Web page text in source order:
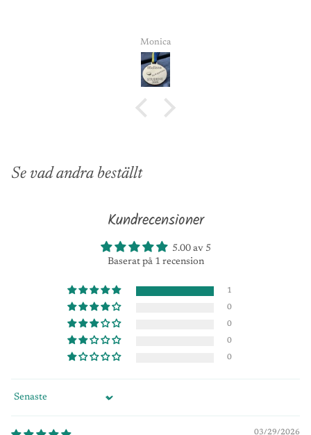
Monica
Se vad andra beställt
Kundrecensioner
5.00 av 5
Baserat på 1 recension
1
0
0
0
0
Sort by
03/29/2026